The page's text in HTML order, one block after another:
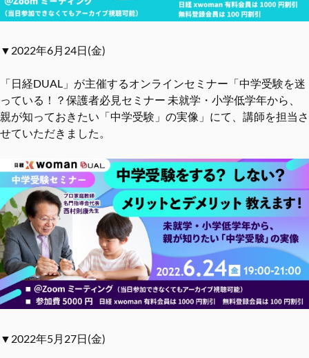
▼2022年6月24日(金)
「日経DUAL」が主催するオンラインセミナー「中学受験を迷
っている！？保護者必見セミナー 未就学・小学低学年から、
親が知っておきたい「中学受験」の実像」にて、講師を担当さ
せていただきました。
▼2022年5月27日(金)